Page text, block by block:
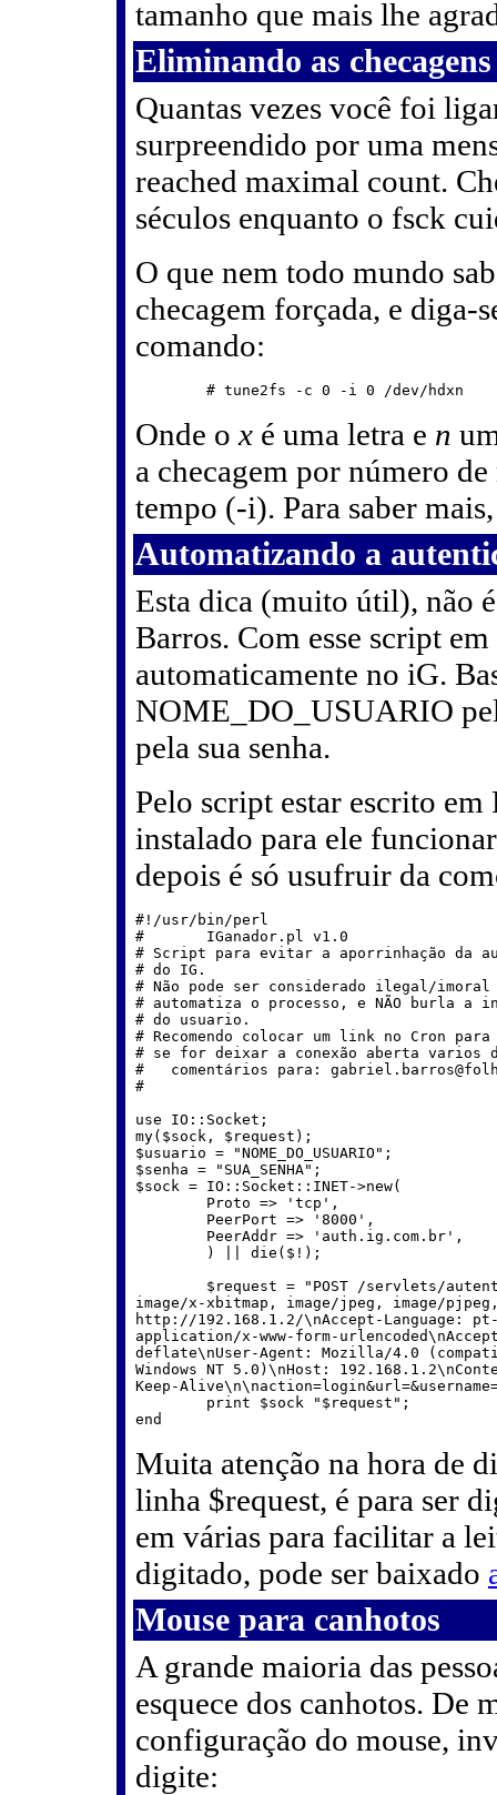
tamanho que mais lhe
Eliminando as
Quantas vezes você foi
surpreendido por uma
reached maximal count.
séculos enquanto o fsck
O que nem todo mundo
checagem forçada, e diga-
comando:
Onde o x é uma letra e n
a checagem por número
tempo (-i). Para saber
Automatizando a
Esta dica (muito útil), não
Barros. Com esse script
automaticamente no iG.
NOME_DO_USUARIO
pela sua senha.
Pelo script estar escrito
instalado para ele
depois é só usufruir da
#!/usr/bin/perl
#       IGanador.pl v1.0
# Script para evitar a aporrinhação da
# do IG.
# Não pode ser considerado ilegal/imoral
# automatiza o processo, e NÃO burla a
# do usuario.
# Recomendo colocar um link no Cron
# se for deixar a conexão aberta varios
#   comentários para:
#
use IO::Socket;
my($sock, $request);
$usuario = "NOME_DO_USUARIO";
$senha = "SUA_SENHA";
$sock = IO::Socket::INET->new(
        Proto => 'tcp',
        PeerPort => '8000',
        PeerAddr => 'auth.ig.com.br',
        ) || die($!);
$request = "POST /servlets/
image/x-xbitmap, image/jpeg, image/
http://192.168.1.2/\nAccept-Language:
application/x-www-form-
deflate\nUser-Agent: Mozilla/4.0
Windows NT 5.0)\nHost:
Keep-
        print $sock "$request";
Muita atenção na hora de
linha $request, é para ser
em várias para facilitar a
digitado, pode ser baixado
Mouse para canhotos
A grande maioria das
esquece dos canhotos. De
configuração do mouse,
digite: